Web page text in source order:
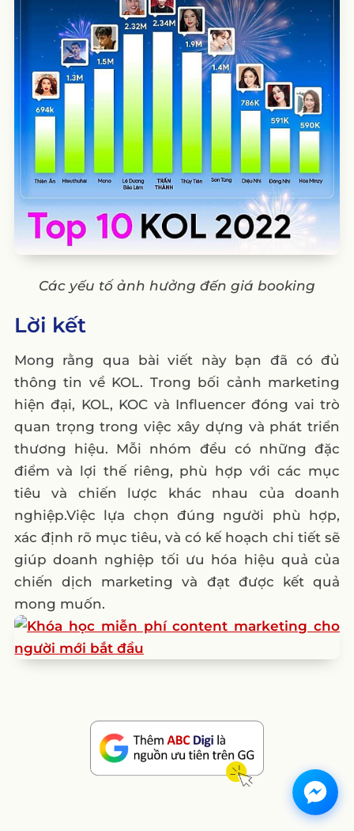
Các yếu tố ảnh hưởng đến giá booking
Lời kết
Mong rằng qua bài viết này bạn đã có đủ
thông tin về KOL. Trong bối cảnh marketing
hiện đại, KOL, KOC và Influencer đóng vai trò
quan trọng trong việc xây dựng và phát triển
thương hiệu. Mỗi nhóm đều có những đặc
điểm và lợi thế riêng, phù hợp với các mục
tiêu và chiến lược khác nhau của doanh
nghiệp.Việc lựa chọn đúng người phù hợp,
xác định rõ mục tiêu, và có kế hoạch chi tiết sẽ
giúp doanh nghiệp tối ưu hóa hiệu quả của
chiến dịch marketing và đạt được kết quả
mong muốn.